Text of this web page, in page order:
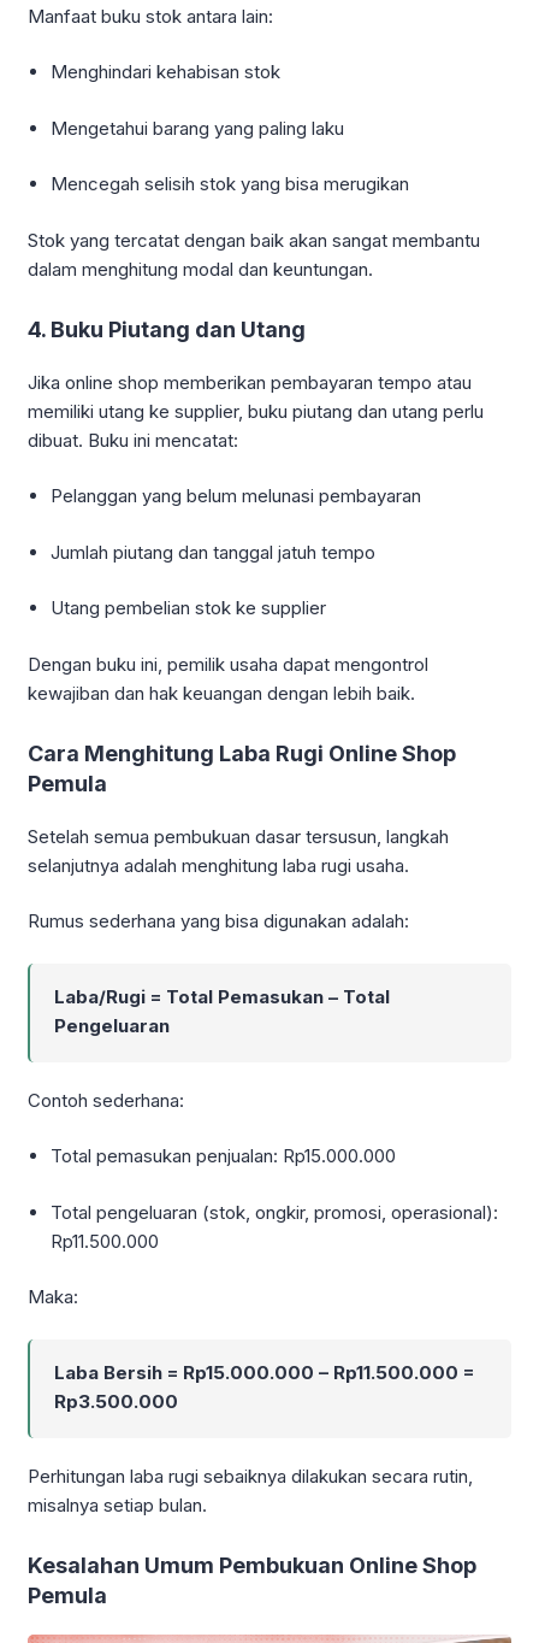
Manfaat buku stok antara lain:
Menghindari kehabisan stok
Mengetahui barang yang paling laku
Mencegah selisih stok yang bisa merugikan
Stok yang tercatat dengan baik akan sangat membantu
dalam menghitung modal dan keuntungan.
4. Buku Piutang dan Utang
Jika online shop memberikan pembayaran tempo atau
memiliki utang ke supplier, buku piutang dan utang perlu
dibuat. Buku ini mencatat:
Pelanggan yang belum melunasi pembayaran
Jumlah piutang dan tanggal jatuh tempo
Utang pembelian stok ke supplier
Dengan buku ini, pemilik usaha dapat mengontrol
kewajiban dan hak keuangan dengan lebih baik.
Cara Menghitung Laba Rugi Online Shop
Pemula
Setelah semua pembukuan dasar tersusun, langkah
selanjutnya adalah menghitung laba rugi usaha.
Rumus sederhana yang bisa digunakan adalah:
Laba/Rugi = Total Pemasukan – Total
Pengeluaran
Contoh sederhana:
Total pemasukan penjualan: Rp15.000.000
Total pengeluaran (stok, ongkir, promosi, operasional):
Rp11.500.000
Maka:
Laba Bersih = Rp15.000.000 – Rp11.500.000 =
Rp3.500.000
Perhitungan laba rugi sebaiknya dilakukan secara rutin,
misalnya setiap bulan.
Kesalahan Umum Pembukuan Online Shop
Pemula